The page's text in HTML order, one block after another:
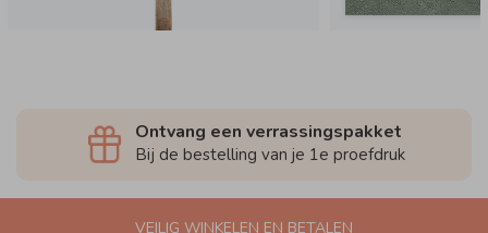
Ontvang een verrassingspakket
Bij de bestelling van je 1e proefdruk
VEILIG WINKELEN EN BETALEN